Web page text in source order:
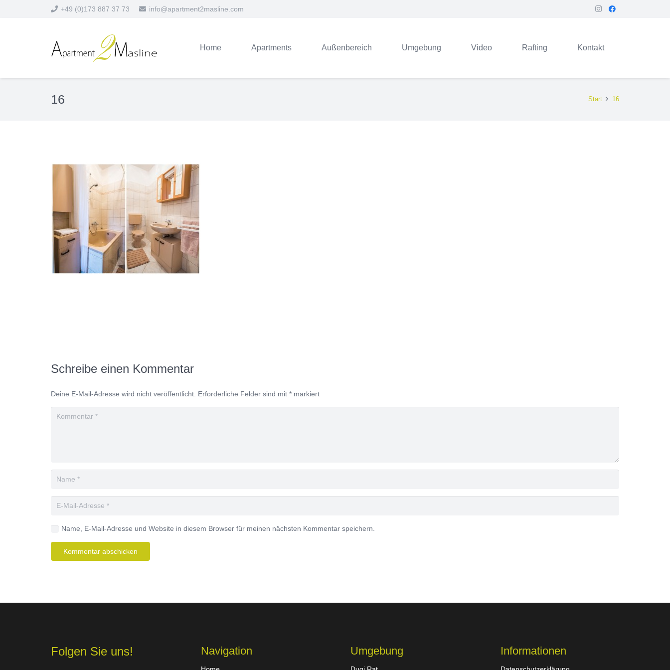
+49 (0)173 887 37 73 info@apartment2masline.com
Home Apartments Außenbereich Umgebung Video Rafting Kontakt
16 Start 16
Schreibe einen Kommentar
Deine E-Mail-Adresse wird nicht veröffentlicht. Erforderliche Felder sind mit * markiert
Name, E-Mail-Adresse und Website in diesem Browser für meinen nächsten Kommentar speichern.
Kommentar abschicken
Folgen Sie uns! Navigation Umgebung Informationen